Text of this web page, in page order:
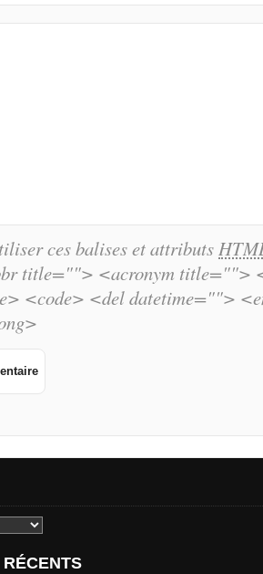
ces balises et attributs
title=""> <acronym title="">
<code> <del datetime="">